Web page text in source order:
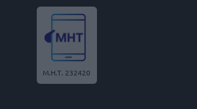
Μ.Η.Τ. 232420